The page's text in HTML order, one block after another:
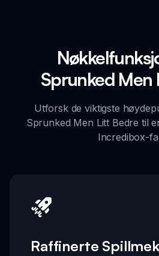
Sprunked Men
Utforsk de viktigste
Sprunked Men Litt Bedre til
Incredibox-
Raffinerte